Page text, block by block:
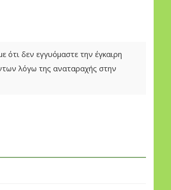
δεν εγγυόμαστε την έγκαιρη
λόγω της αναταραχής στην